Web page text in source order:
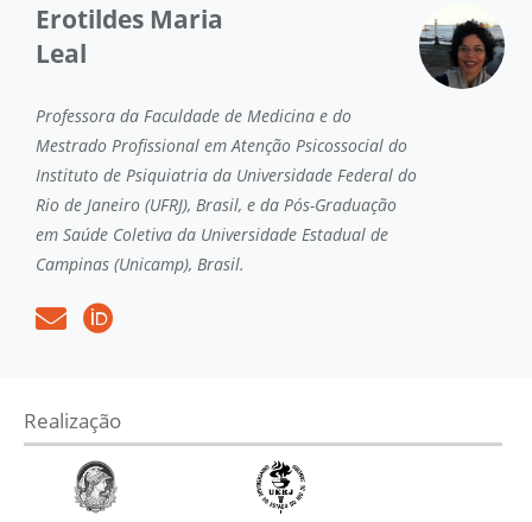
Erotildes Maria
Leal
Professora da Faculdade de Medicina e do
Mestrado Profissional em Atenção Psicossocial do
Instituto de Psiquiatria da Universidade Federal do
Rio de Janeiro (UFRJ), Brasil, e da Pós-Graduação
em Saúde Coletiva da Universidade Estadual de
Campinas (Unicamp), Brasil.
Realização